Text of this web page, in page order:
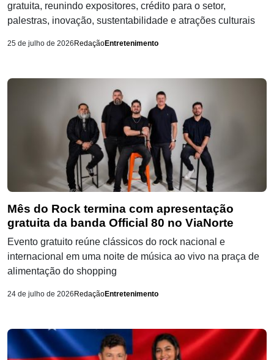
gratuita, reunindo expositores, crédito para o setor,
palestras, inovação, sustentabilidade e atrações culturais
25 de julho de 2026 RedaçãoEntretenimento
Mês do Rock termina com apresentação
gratuita da banda Official 80 no ViaNorte
Evento gratuito reúne clássicos do rock nacional e
internacional em uma noite de música ao vivo na praça de
alimentação do shopping
24 de julho de 2026 RedaçãoEntretenimento